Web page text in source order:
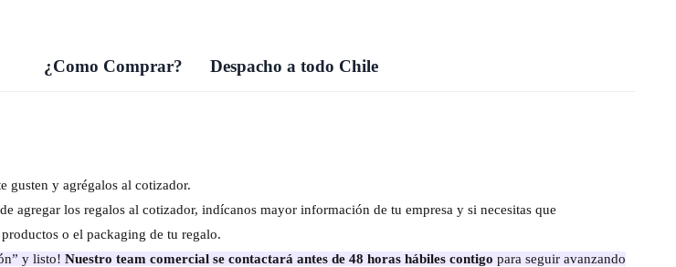
¿Como Comprar? Despacho a todo Chile
gusten y agrégalos al cotizador.
agregar los regalos al cotizador, indícanos mayor información de tu empresa y si necesitas que
o el packaging de tu regalo.
y listo! Nuestro team comercial se contactará antes de 48 horas hábiles contigo para seguir avanzando